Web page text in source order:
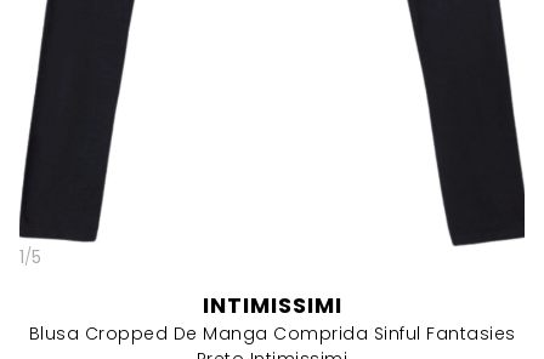
1/5
INTIMISSIMI
Blusa Cropped De Manga Comprida Sinful Fantasies